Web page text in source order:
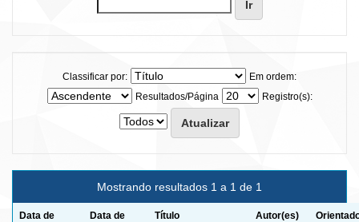
Classificar por:
Em ordem:
Resultados/Página
Registro(s):
Mostrando resultados 1 a 1 de 1
Data de
Data de
Título Autor(es)